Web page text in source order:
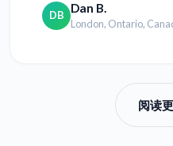
DB Dan B.
London, Ontario,
阅读